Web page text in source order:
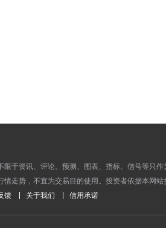
2016-05-04
2016-04-28
2016-04-27
限于资讯、评论、预测、图表、指标、信号等只
情走势，不宜为交易目的使用。投资者依据本网
馈 关于我们 信用承诺